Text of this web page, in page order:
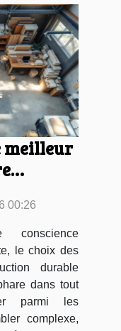
meilleur
00:26
le choix des
durable
dans tout
parmi les
complexe,